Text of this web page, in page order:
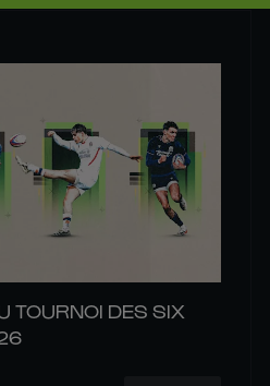
TOURNOI DES SIX